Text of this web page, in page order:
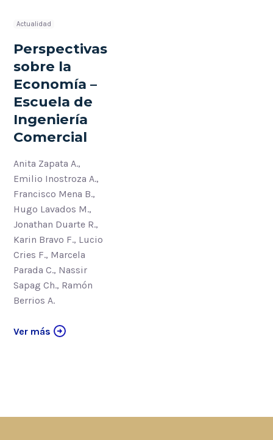
Actualidad
Perspectivas
sobre la
Economía –
Escuela de
Ingeniería
Comercial
Anita Zapata A.,
Emilio Inostroza A.,
Francisco Mena B.,
Hugo Lavados M.,
Jonathan Duarte R.,
Karin Bravo F., Lucio
Cries F., Marcela
Parada C., Nassir
Sapag Ch., Ramón
Berrios A.
Ver más